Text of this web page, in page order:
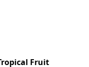
Fruit